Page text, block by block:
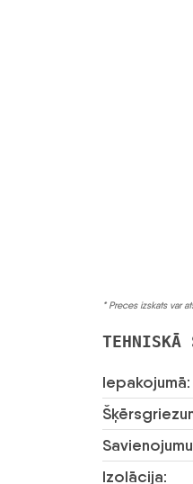
* Preces izskats var
Iepakojumā:
Izolācija: